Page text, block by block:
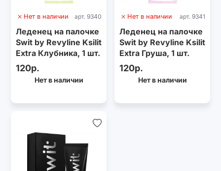
Нет в наличии арт. 9340
Леденец на палочке
Swit by Revyline Ksilit
Extra Клубника, 1 шт.
120р.
Нет в наличии
Нет в наличии арт. 9341
Леденец на палочке
Swit by Revyline Ksilit
Extra Груша, 1 шт.
120р.
Нет в наличии